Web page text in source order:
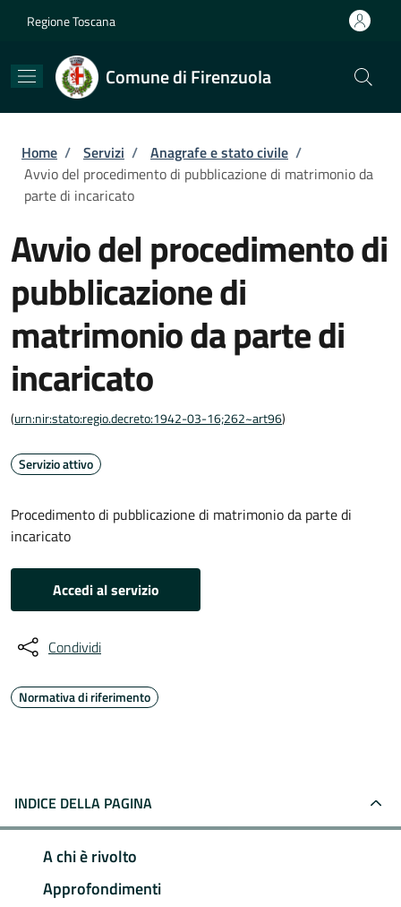
Regione Toscana
Comune di Firenzuola
Briciole di pane
Home / Servizi / Anagrafe e stato civile /
Avvio del procedimento di pubblicazione di matrimonio da
parte di incaricato
Avvio del procedimento di
pubblicazione di
matrimonio da parte di
incaricato
(urn:nir:stato:regio.decreto:1942-03-16;262~art96)
Servizio attivo
Procedimento di pubblicazione di matrimonio da parte di
incaricato
Accedi al servizio
Condividi
Normativa di riferimento
INDICE DELLA PAGINA
A chi è rivolto
Approfondimenti